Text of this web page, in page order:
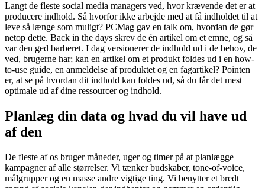
Langt de fleste social media managers ved, hvor krævende det er at
producere indhold. Så hvorfor ikke arbejde med at få indholdet til at
leve så længe som muligt? PCMag gav en talk om, hvordan de gør
netop dette. Back in the days skrev de én artikel om et emne, og så
var den ged barberet. I dag versionerer de indhold ud i de behov, de
ved, brugerne har; kan en artikel om et produkt foldes ud i en how-
to-use guide, en anmeldelse af produktet og en fagartikel? Pointen
er, at se på hvordan dit indhold kan foldes ud, så du får det mest
optimale ud af dine ressourcer og indhold.
Planlæg din data og hvad du vil have ud
af den
De fleste af os bruger måneder, uger og timer på at planlægge
kampagner af alle størrelser. Vi tænker budskaber, tone-of-voice,
målgrupper og en masse andre vigtige ting. Vi benytter et bredt